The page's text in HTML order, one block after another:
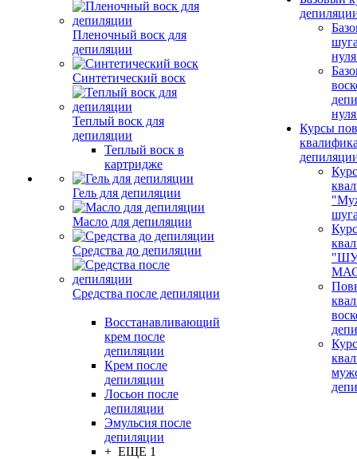
Пленочный воск для
депиляции
Синтетический воск
Теплый воск для
депиляции
Теплый воск в
картридже
Гель для депиляции
Масло для депиляции
Средства до депиляции
Средства после депиляции
Восстанавливающий
крем после
депиляции
Крем после
депиляции
Лосьон после
депиляции
Эмульсия после
депиляции
+ ЕЩЕ 1
Курсы